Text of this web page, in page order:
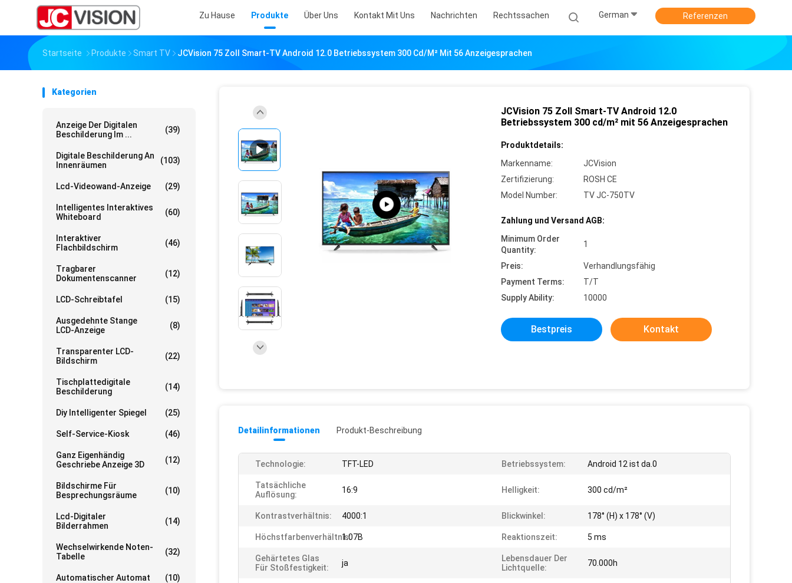
Zu Hause Produkte Über Uns Kontakt Mit Uns Nachrichten Rechtssachen German Referenzen
Startseite Produkte Smart TV JCVision 75 Zoll Smart-TV Android 12.0 Betriebssystem 300 Cd/m² Mit 56 Anzeigesprachen
Kategorien
Anzeige Der Digitalen
Beschilderung Im ...
(39)
Digitale Beschilderung An
Innenräumen
(103)
Lcd-Videowand-Anzeige (29)
Intelligentes Interaktives
Whiteboard
(60)
Interaktiver
Flachbildschirm
(46)
Tragbarer
Dokumentenscanner
(12)
LCD-Schreibtafel (15)
Ausgedehnte Stange
LCD-Anzeige
(8)
Transparenter LCD-
Bildschirm
(22)
Tischplattedigitale
Beschilderung
(14)
Diy Intelligenter Spiegel (25)
Self-Service-Kiosk (46)
Ganz Eigenhändig
Geschriebe Anzeige 3D
(12)
Bildschirme Für
Besprechungsräume
(10)
Lcd-Digitaler
Bilderrahmen
(14)
Wechselwirkende Noten-
Tabelle
(32)
Automatischer Automat (10)
JCVision 75 Zoll Smart-TV Android 12.0
Betriebssystem 300 cd/m² mit 56 Anzeigesprachen
Produktdetails:
Markenname:
JCVision
Zertifizierung:
ROSH CE
Model Number:
TV JC-750TV
Zahlung und Versand AGB:
Minimum Order
Quantity:
1
Preis:
Verhandlungsfähig
Payment Terms:
T/T
Supply Ability:
10000
Bestpreis Kontakt
Detailinformationen Produkt-Beschreibung
Technologie: TFT-LED Betriebssystem: Android 12 ist da.0
Tatsächliche
Auflösung:
16:9 Helligkeit: 300 cd/m²
Kontrastverhältnis: 4000:1 Blickwinkel: 178° (H) x 178° (V)
Höchstfarbenverhältnis:1.07B Reaktionszeit: 5 ms
Gehärtetes Glas
Für Stoßfestigkeit:
ja
Lebensdauer Der
Lichtquelle:
70.000h